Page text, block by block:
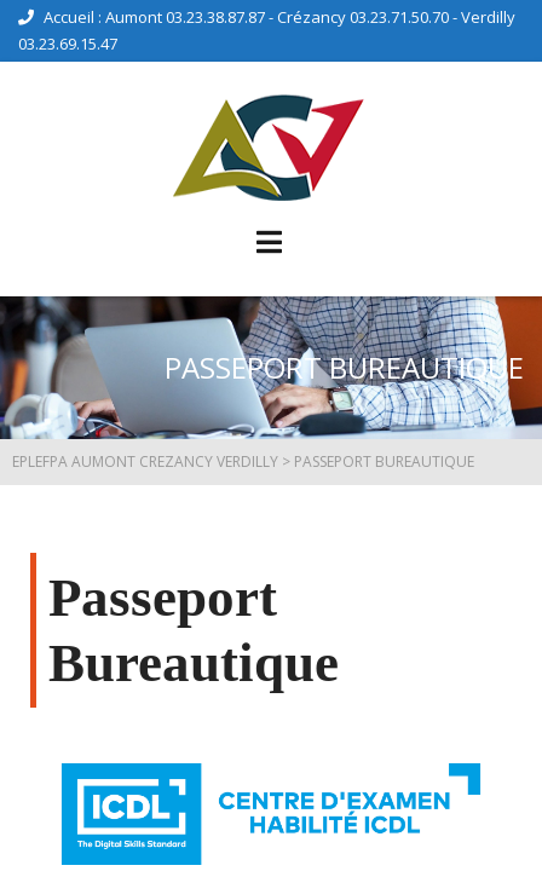
Accueil : Aumont 03.23.38.87.87 - Crézancy 03.23.71.50.70 - Verdilly
03.23.69.15.47
PASSEPORT BUREAUTIQUE
EPLEFPA AUMONT CREZANCY VERDILLY > PASSEPORT BUREAUTIQUE
Passeport
Bureautique